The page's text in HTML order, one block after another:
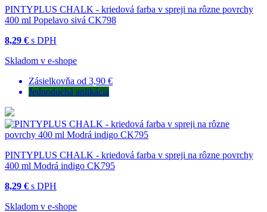
PINTYPLUS CHALK - kriedová farba v spreji na rôzne povrchy
400 ml Popelavo sivá CK798
8,29 € s DPH
Skladom v e-shope
Zásielkovňa od 3,90 €
Jednoduchá aplikácia
PINTYPLUS CHALK - kriedová farba v spreji na rôzne povrchy
400 ml Modrá indigo CK795
8,29 € s DPH
Skladom v e-shope